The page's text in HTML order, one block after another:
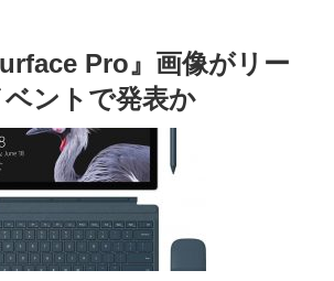
Pro』画像がリー
ベントで発表か